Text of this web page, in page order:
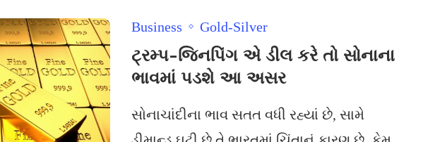
Business Gold-Silver
ટ્રમ્પ-જિનપિંગ એ ડીલ કરે તો સોનાના
ભાવમાં પડશે આ અસર
સોનાચાંદીના ભાવ સતત વધી રહ્યાં છે, સામે